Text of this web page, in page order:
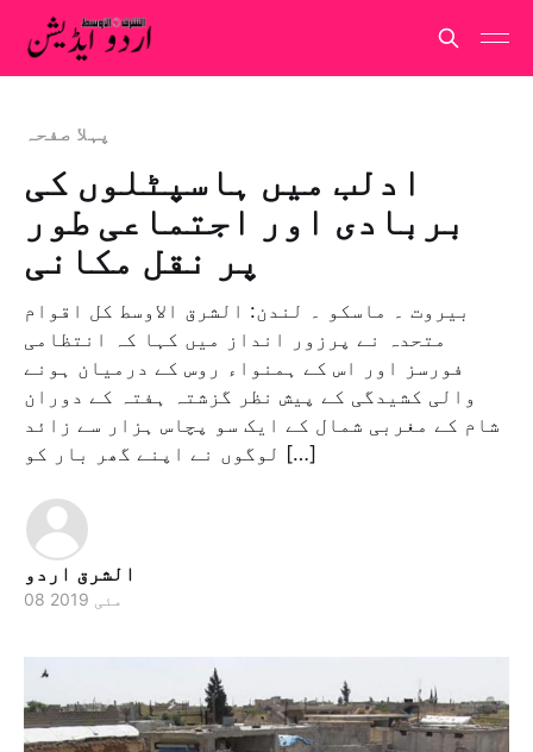
پہلا صفحہ
ادلب میں ہاسپٹلوں کی
بربادی اور اجتماعی طور
پر نقل مکانی
بیروت ۔ ماسکو ۔ لندن: الشرق الاوسط کل اقوام
متحدہ نے پرزور انداز میں کہا کہ انتظامی
فورسز اور اس کے ہمنواء روس کے درمیان ہونے
والی کشیدگی کے پیش نظر گزشتہ ہفتہ کے دوران
شام کے مغربی شمال کے ایک سو پچاس ہزار سے زائد
لوگوں نے اپنے گھر بار کو […]
الشرق اردو
08 مئی 2019